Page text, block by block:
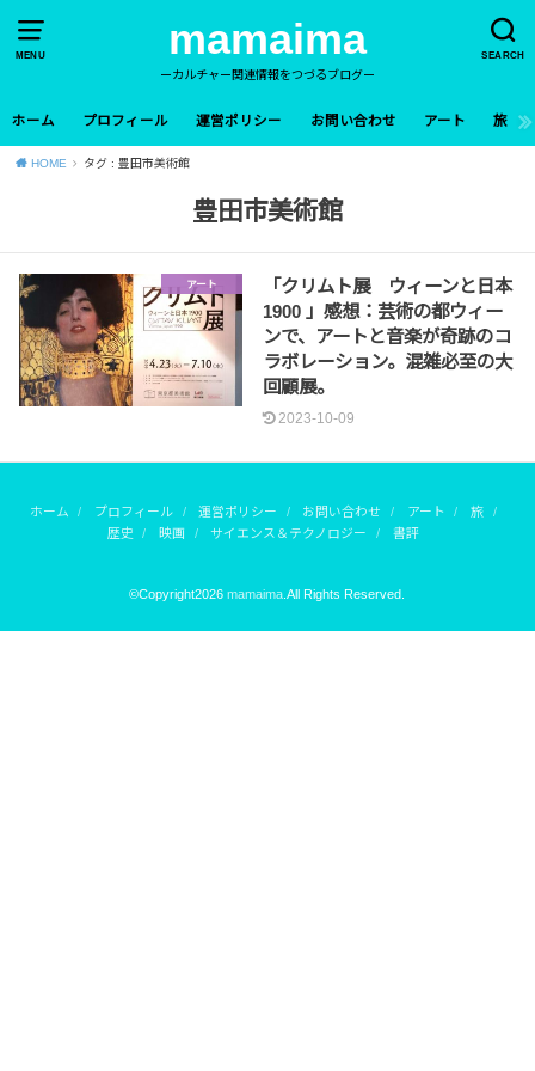
MENU SEARCH
mamaima
ーカルチャー関連情報をつづるブログー
ホーム プロフィール 運営ポリシー お問い合わせ アート 旅
HOME タグ : 豊田市美術館
豊田市美術館
アート
「クリムト展 ウィーンと日本
1900 」感想：芸術の都ウィー
ンで、アートと音楽が奇跡のコ
ラボレーション。混雑必至の大
回顧展。
2023-10-09
ホーム プロフィール 運営ポリシー お問い合わせ アート
旅
歴史
映画 サイエンス＆テクノロジー 書評
©Copyright2026mamaima .All Rights Reserved.